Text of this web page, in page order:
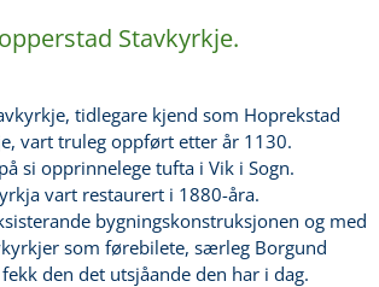
Stavkyrkje.
tidlegare kjend som Hoprekstad
vart truleg oppført etter år 1130.
si opprinnelege tufta i Vik i Sogn.
vart restaurert i 1880-åra.
bygningskonstruksjonen og med
som førebilete, særleg Borgund
den det utsjåande den har i dag.